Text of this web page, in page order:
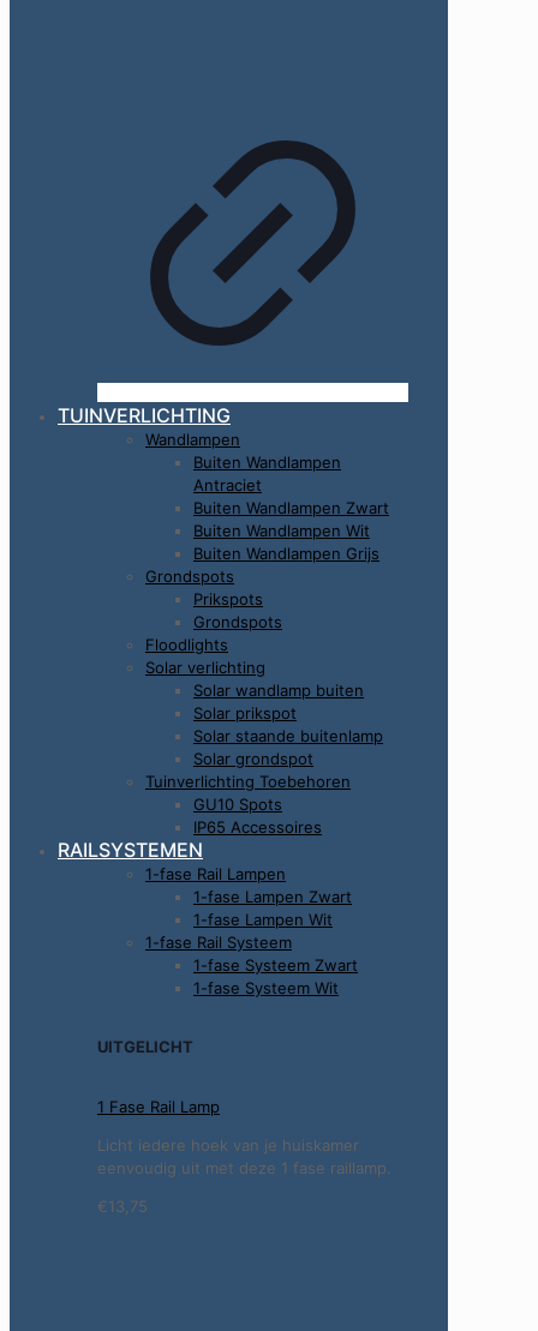
TUINVERLICHTING
Wandlampen
Buiten Wandlampen
Antraciet
Buiten Wandlampen Zwart
Buiten Wandlampen Wit
Buiten Wandlampen Grijs
Grondspots
Prikspots
Grondspots
Floodlights
Solar verlichting
Solar wandlamp buiten
Solar prikspot
Solar staande buitenlamp
Solar grondspot
Tuinverlichting Toebehoren
GU10 Spots
IP65 Accessoires
RAILSYSTEMEN
1-fase Rail Lampen
1-fase Lampen Zwart
1-fase Lampen Wit
1-fase Rail Systeem
1-fase Systeem Zwart
1-fase Systeem Wit
UITGELICHT
1 Fase Rail Lamp
Licht iedere hoek van je huiskamer
eenvoudig uit met deze 1 fase raillamp.
€13,75